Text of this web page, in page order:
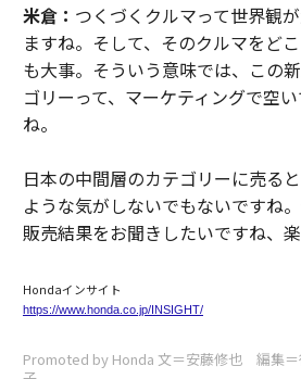
米倉： つくづくクルマって世界観
ますね。そして、そのクルマをど
も大事。そういう意味では、この
ゴリーって、マーケティングで空
ね。
日本の中間層のカテゴリーに売る
ような気がしないでもないですね
販売結果をお聞きしたいですね、楽
Hondaインサイト
https://www.honda.co.jp/INSIGHT/
Promoted by Honda 文＝安藤修也 編集